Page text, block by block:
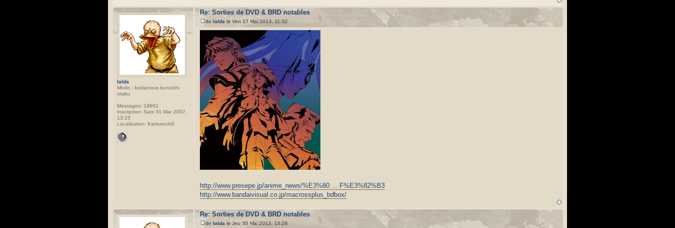
Ialda
Modo : bodacious kunoichi
otaku
Messages: 19661
Inscription: Sam 31 Mar 2007,
13:25
Localisation: Kamurochô
Re: Sorties de DVD & BRD notables
de Ialda le Ven 17 Mai 2013, 11:32
http://www.presepe.jp/anime_news/%E3%80 ... F%E3%82%B3
http://www.bandaivisual.co.jp/macrossplus_bdbox/
Re: Sorties de DVD & BRD notables
de Ialda le Jeu 30 Mai 2013, 13:26